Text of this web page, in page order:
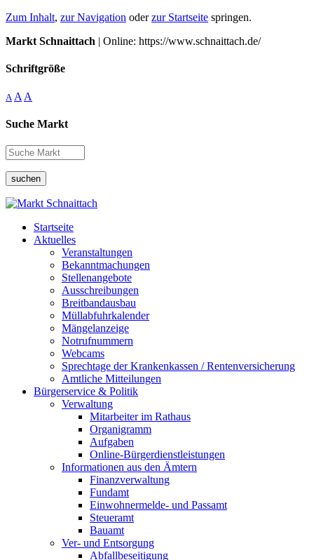
Zum Inhalt, zur Navigation oderzur Startseite springen.
Markt Schnaittach | Online: https://www.schnaittach.de/
Schriftgröße
A A A
Suche Markt
suchen
Startseite
Aktuelles
Veranstaltungen
Bekanntmachungen
Stellenangebote
Ausschreibungen
Breitbandausbau
Müllabfuhrkalender
Mängelanzeige
Notrufnummern
Webcams
Sprechtage der Krankenkassen / Rentenversicherung
Amtliche Mitteilungen
Bürgerservice & Politik
Verwaltung
Mitarbeiter im Rathaus
Organigramm
Aufgaben
Online-Bürgerdienstleistungen
Informationen aus den Ämtern
Finanzverwaltung
Fundamt
Einwohnermelde- und Passamt
Steueramt
Bauamt
Ver- und Entsorgung
Abfallbeseitigung